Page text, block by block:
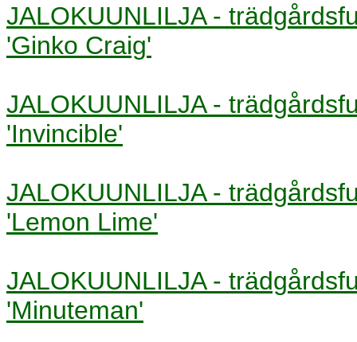
JALOKUUNLILJA -
'Ginko Craig'
JALOKUUNLILJA -
'Invincible'
JALOKUUNLILJA -
'Lemon Lime'
JALOKUUNLILJA -
'Minuteman'